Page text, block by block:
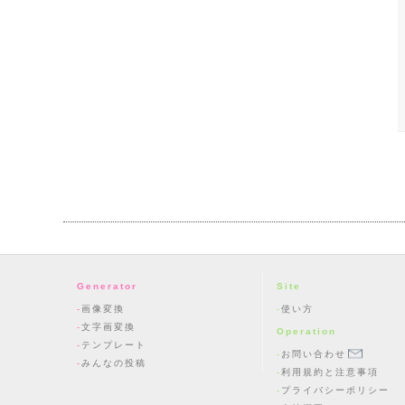
Generator
画像変換
文字画変換
テンプレート
みんなの投稿
Site
使い方
Operation
お問い合わせ
利用規約と注意事項
プライバシーポリシー